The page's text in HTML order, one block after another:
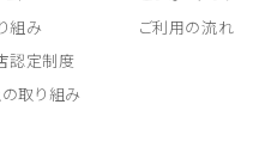
組み
認定制度
取り組み
ご利用の流れ